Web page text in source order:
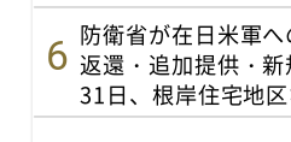
防衛省が在日米軍
返還・追加提供・
31日、根岸住宅地区